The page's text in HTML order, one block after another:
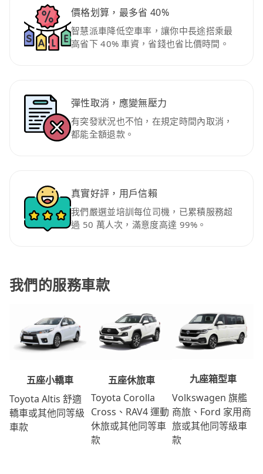
價格划算，最多省 40%
智慧派車降低空車率，讓你中長途搭乘最
高省下 40% 車資，省錢也省比價時間。
彈性取消，應變無壓力
有突發狀況也不怕，在規定時間內取消，
都能全額退款。
真實好評，用戶信賴
我們嚴選並培訓每位司機，已累積服務超
過 50 萬人次，滿意度高達 99%。
我們的服務車款
五座小轎車
Toyota Altis 舒適
轎車或其他同等級
車款
五座休旅車
Toyota Corolla
Cross、RAV4 運動
休旅或其他同等車
款
九座箱型車
Volkswagen 旗艦
商旅、Ford 家用商
旅或其他同等級車
款